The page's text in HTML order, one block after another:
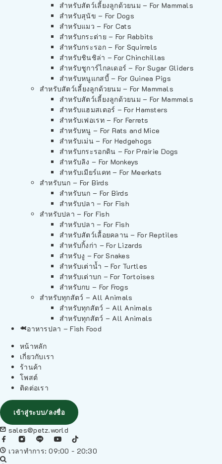
สำหรับสัตว์เลี้ยงลูกด้วยนม – For Mammals
สำหรับสุนัข – For Dogs
สำหรับแมว – For Cats
สำหรับกระต่าย – For Rabbits
สำหรับกระรอก – For Squirrels
สำหรับชินชิล่า – For Chinchillas
สำหรับชูการ์ไกลเดอร์ – For Sugar Gliders
สำหรับหนูแกสบี้ – For Guinea Pigs
สำหรับสัตว์เลี้ยงลูกด้วยนม – For Mammals
สำหรับสัตว์เลี้ยงลูกด้วยนม – For Mammals
สำหรับแฮมสเตอร์ – For Hamsters
สำหรับเฟอเรท – For Ferrets
สำหรับหนู – For Rats and Mice
สำหรับเม่น – For Hedgehogs
สำหรับกระรอกดิน – For Prairie Dogs
สำหรับลิง – For Monkeys
สำหรับเมียร์แคท – For Meerkats
สำหรับนก – For Birds
สำหรับนก – For Birds
สำหรับปลา – For Fish
สำหรับปลา – For Fish
สำหรับปลา – For Fish
สำหรับสัตว์เลื้อยคลาน – For Reptiles
สำหรับกิ้งก่า – For Lizards
สำหรับงู – For Snakes
สำหรับเต่าน้ำ – For Turtles
สำหรับเต่าบก – For Tortoises
สำหรับกบ – For Frogs
สำหรับทุกสัตว์ – All Animals
สำหรับทุกสัตว์ – All Animals
สำหรับทุกสัตว์ – All Animals
อาหารปลา – Fish Food
หน้าหลัก
เกี่ยวกับเรา
ร้านค้า
โพสต์
ติดต่อเรา
เข้าสู่ระบบ/ลงชื่อ
sales@petz.world
เวลาทำการ: 09:00 - 20:30